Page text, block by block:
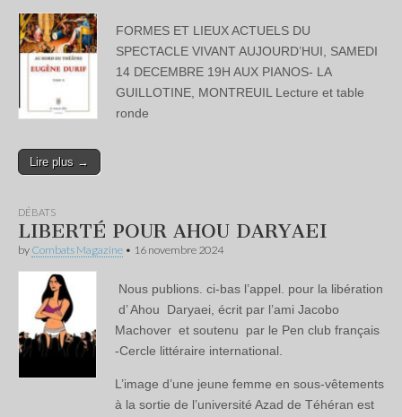
FORMES ET LIEUX ACTUELS DU
SPECTACLE VIVANT AUJOURD’HUI, SAMEDI
14 DECEMBRE 19H AUX PIANOS- LA
GUILLOTINE, MONTREUIL Lecture et table
ronde
Lire plus →
DÉBATS
LIBERTÉ POUR AHOU DARYAEI
by Combats Magazine • 16 novembre 2024
Nous publions. ci-bas l’appel. pour la libération
d’ Ahou Daryaei, écrit par l’ami Jacobo
Machover et soutenu par le Pen club français
-Cercle littéraire international.
L’image d’une jeune femme en sous-vêtements
à la sortie de l’université Azad de Téhéran est